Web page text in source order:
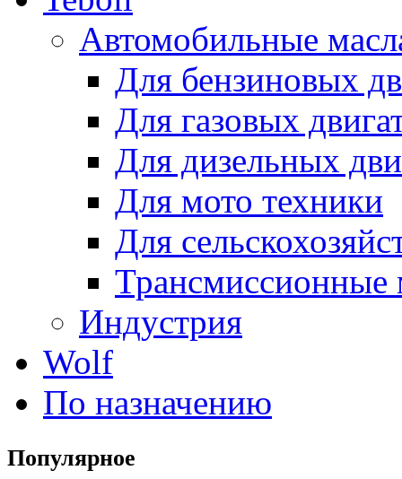
Автомобильные
Для бензиновых
Для газовых
Для дизельных
Для мото техники
Для
Трансмиссионные
Индустрия
Wolf
По назначению
Популярное